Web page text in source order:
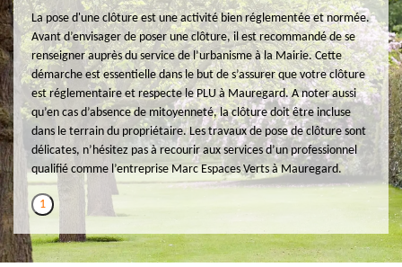
La pose d'une clôture est une activité bien réglementée et normée.
Avant d’envisager de poser une clôture, il est recommandé de se
renseigner auprès du service de l’urbanisme à la Mairie. Cette
démarche est essentielle dans le but de s’assurer que votre clôture
est réglementaire et respecte le PLU à Mauregard. A noter aussi
qu’en cas d’absence de mitoyenneté, la clôture doit être incluse
dans le terrain du propriétaire. Les travaux de pose de clôture sont
délicates, n’hésitez pas à recourir aux services d’un professionnel
qualifié comme l’entreprise Marc Espaces Verts à Mauregard.
1